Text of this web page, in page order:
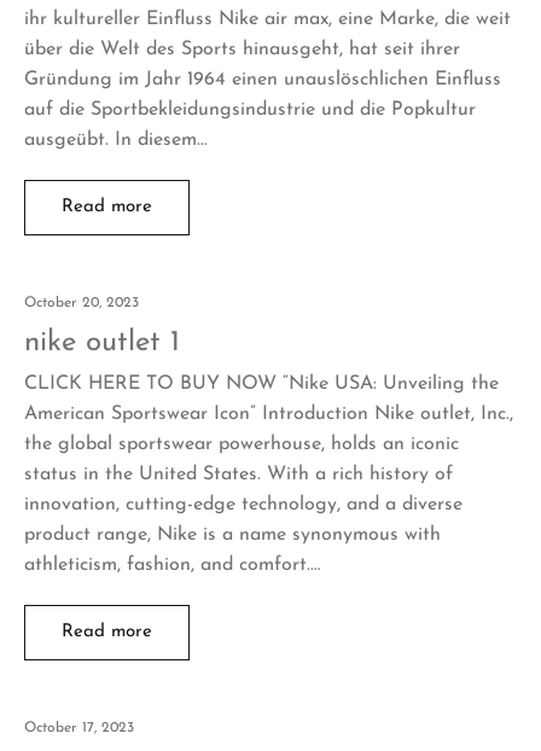
ihr kultureller Einfluss Nike air max, eine Marke, die weit
über die Welt des Sports hinausgeht, hat seit ihrer
Gründung im Jahr 1964 einen unauslöschlichen Einfluss
auf die Sportbekleidungsindustrie und die Popkultur
ausgeübt. In diesem…
Read more
October 20, 2023
nike outlet 1
CLICK HERE TO BUY NOW “Nike USA: Unveiling the
American Sportswear Icon” Introduction Nike outlet, Inc.,
the global sportswear powerhouse, holds an iconic
status in the United States. With a rich history of
innovation, cutting-edge technology, and a diverse
product range, Nike is a name synonymous with
athleticism, fashion, and comfort.…
Read more
October 17, 2023